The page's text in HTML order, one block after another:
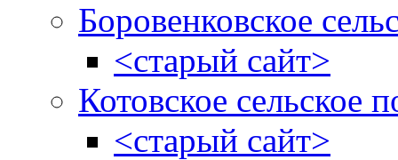
Боровенковское
<старый сайт>
Котовское сельское
<старый сайт>